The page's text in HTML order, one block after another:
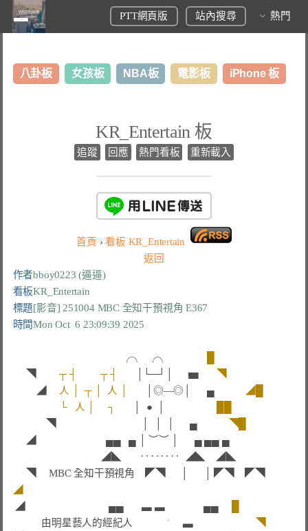
PTT網頁版 站內搜尋 熱門
八卦板 女孩板 NBA板 電影板 iPhone 板
KR_Entertain 板
追蹤 回應 熱門看板 重新載入
首頁 › 看板 KR_Entertain
返回
作者bboy0223 (逼逼)
看板KR_Entertain
標題[影音] 251004 MBC 全知干預視角 E367
時間Mon Oct  6 23:09:39 2025
╭╮  ╭╮
◥
┬ ┤         ┬ ┤ │└─┘│ ▅
◥
◢
人 │  ┬ │  人 │ │◎—◎│ ▄
◢█
└   人 │     ┐
│  ●  │
◥
│  │  │ ▄
◥█
◢
▄▄ ▄ │ ︶︶ │ ▄ ▄▄ ▄
◢◣
‥‥‥‥ ◢◣
  ◢◣
◥
MBC 全知干預視角 ◤◥ ◤◥
◢
◢
▄▄       ▃ ▃
               ▄▄
          由明星藝人的經紀人
˙ ▃
◥